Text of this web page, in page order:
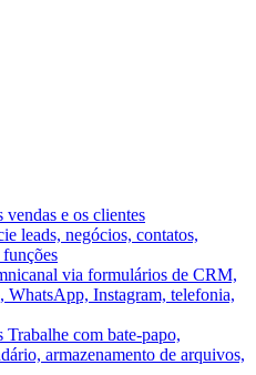
e os clientes
leads, negócios, contatos,
funções
via formulários de CRM,
WhatsApp, Instagram, telefonia,
Trabalhe com bate-papo,
armazenamento de arquivos,